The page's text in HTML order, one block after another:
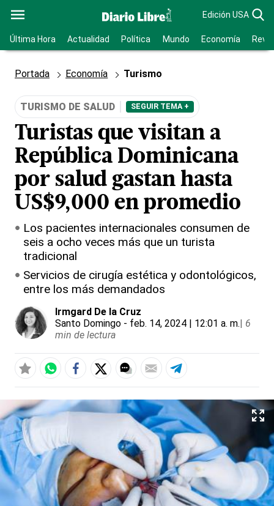
Edición USA
Última Hora Actualidad Política Mundo Economía
Portada Economía Turismo
TURISMO DE SALUD SEGUIR TEMA +
Turistas que visitan a
República Dominicana
por salud gastan hasta
US$9,000 en promedio
Los pacientes internacionales consumen de
seis a ocho veces más que un turista
tradicional
Servicios de cirugía estética y odontológicos,
entre los más demandados
Irmgard De la Cruz
Santo Domingo - feb. 14, 2024 | 12:01 a. m.| 6
min de lectura